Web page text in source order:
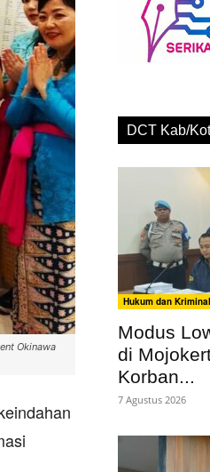
Okinawa
DCT Kab/
Hukum dan Kriminal
Modus
di
Korban...
7 Agustus 2026